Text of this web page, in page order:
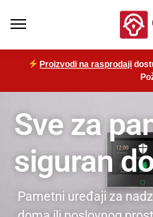
Proizvodi na rasprodaji
Sve za
siguran
Pametni uređaji za